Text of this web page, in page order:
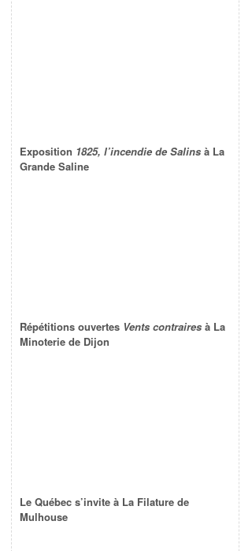
Exposition 1825, l’incendie de Salins à La
Grande Saline
Répétitions ouvertes Vents contraires à La
Minoterie de Dijon
Le Québec s’invite à La Filature de
Mulhouse